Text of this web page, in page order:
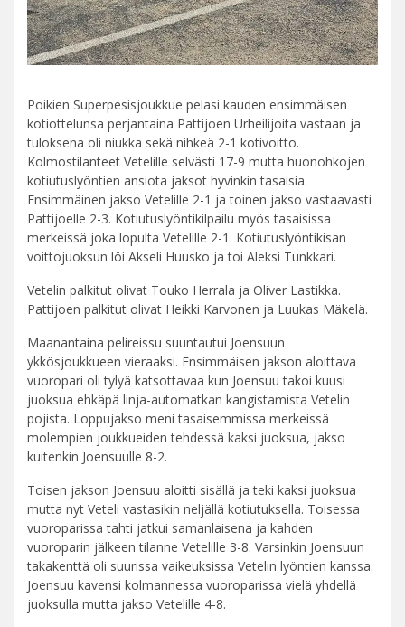
Poikien Superpesisjoukkue pelasi kauden ensimmäisen
kotiottelunsa perjantaina Pattijoen Urheilijoita vastaan ja
tuloksena oli niukka sekä nihkeä 2-1 kotivoitto.
Kolmostilanteet Vetelille selvästi 17-9 mutta huonohkojen
kotiutuslyöntien ansiota jaksot hyvinkin tasaisia.
Ensimmäinen jakso Vetelille 2-1 ja toinen jakso vastaavasti
Pattijoelle 2-3. Kotiutuslyöntikilpailu myös tasaisissa
merkeissä joka lopulta Vetelille 2-1. Kotiutuslyöntikisan
voittojuoksun löi Akseli Huusko ja toi Aleksi Tunkkari.
Vetelin palkitut olivat Touko Herrala ja Oliver Lastikka.
Pattijoen palkitut olivat Heikki Karvonen ja Luukas Mäkelä.
Maanantaina pelireissu suuntautui Joensuun
ykkösjoukkueen vieraaksi. Ensimmäisen jakson aloittava
vuoropari oli tylyä katsottavaa kun Joensuu takoi kuusi
juoksua ehkäpä linja-automatkan kangistamista Vetelin
pojista. Loppujakso meni tasaisemmissa merkeissä
molempien joukkueiden tehdessä kaksi juoksua, jakso
kuitenkin Joensuulle 8-2.
Toisen jakson Joensuu aloitti sisällä ja teki kaksi juoksua
mutta nyt Veteli vastasikin neljällä kotiutuksella. Toisessa
vuoroparissa tahti jatkui samanlaisena ja kahden
vuoroparin jälkeen tilanne Vetelille 3-8. Varsinkin Joensuun
takakenttä oli suurissa vaikeuksissa Vetelin lyöntien kanssa.
Joensuu kavensi kolmannessa vuoroparissa vielä yhdellä
juoksulla mutta jakso Vetelille 4-8.